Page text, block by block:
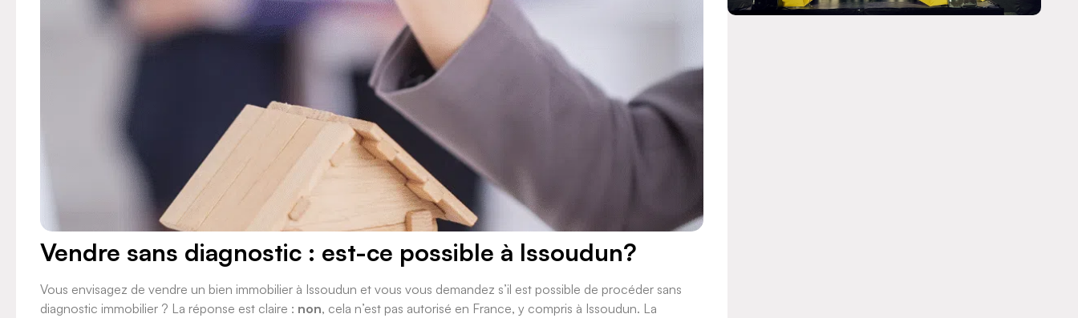
Vendre sans diagnostic : est-ce possible à Issoudun?
Vous envisagez de vendre un bien immobilier à Issoudun et vous vous demandez s’il est possible de procéder sans
diagnostic immobilier ? La réponse est claire : non, cela n’est pas autorisé en France, y compris à Issoudun. La